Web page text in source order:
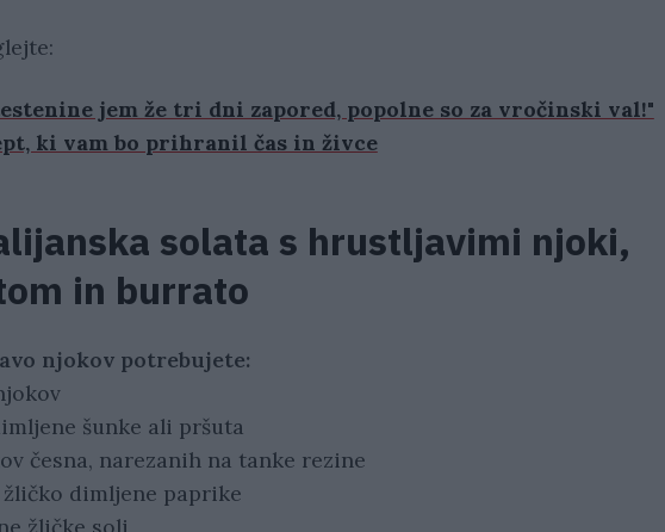
jem že tri dni zapored, popolne so za vročinski val!"
ki vam bo prihranil čas in živce
solata s hrustljavimi njoki,
in burrato
njokov potrebujete:
šunke ali pršuta
česna, narezanih na tanke rezine
žličko dimljene paprike
žličke soli